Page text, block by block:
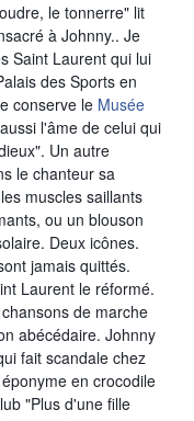
le tonnerre" lit
à Johnny.. Je
Saint Laurent qui lui
des Sports en
conserve le Musée
l'âme de celui qui
Un autre
le chanteur sa
muscles saillants
ou un blouson
Deux icônes.
jamais quittés.
Laurent le réformé.
de marche
abécédaire. Johnny
fait scandale chez
en crocodile
"Plus d'une fille